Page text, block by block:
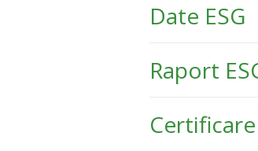
Date ESG
Raport
Certificare